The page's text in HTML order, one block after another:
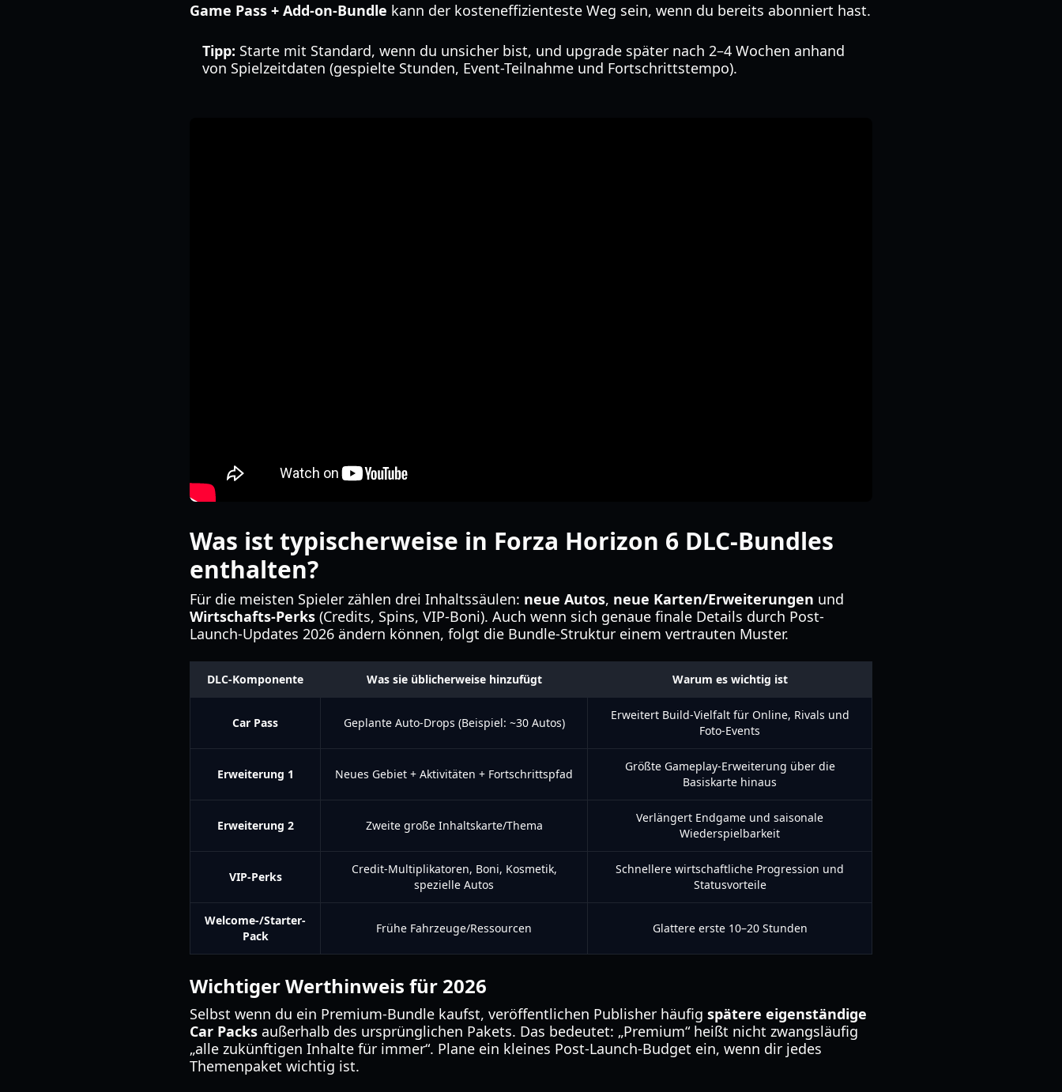
Game Pass + Add-on-Bundle kann der kosteneffizienteste Weg sein, wenn du bereits abonniert hast.
Tipp: Starte mit Standard, wenn du unsicher bist, und upgrade später nach 2–4 Wochen anhand
von Spielzeitdaten (gespielte Stunden, Event-Teilnahme und Fortschrittstempo).
Was ist typischerweise in Forza Horizon 6 DLC-Bundles
enthalten?
Für die meisten Spieler zählen drei Inhaltssäulen: neue Autos, neue Karten/Erweiterungen und
Wirtschafts-Perks (Credits, Spins, VIP-Boni). Auch wenn sich genaue finale Details durch Post-
Launch-Updates 2026 ändern können, folgt die Bundle-Struktur einem vertrauten Muster.
DLC-Komponente Was sie üblicherweise hinzufügt Warum es wichtig ist
Car Pass Geplante Auto-Drops (Beispiel: ~30 Autos)
Erweitert Build-Vielfalt für Online, Rivals und
Foto-Events
Erweiterung 1 Neues Gebiet + Aktivitäten + Fortschrittspfad
Größte Gameplay-Erweiterung über die
Basiskarte hinaus
Erweiterung 2 Zweite große Inhaltskarte/Thema
Verlängert Endgame und saisonale
Wiederspielbarkeit
VIP-Perks
Credit-Multiplikatoren, Boni, Kosmetik,
spezielle Autos
Schnellere wirtschaftliche Progression und
Statusvorteile
Welcome-/Starter-
Pack
Frühe Fahrzeuge/Ressourcen Glattere erste 10–20 Stunden
Wichtiger Werthinweis für 2026
Selbst wenn du ein Premium-Bundle kaufst, veröffentlichen Publisher häufig spätere eigenständige
Car Packs außerhalb des ursprünglichen Pakets. Das bedeutet: „Premium“ heißt nicht zwangsläufig
„alle zukünftigen Inhalte für immer“. Plane ein kleines Post-Launch-Budget ein, wenn dir jedes
Themenpaket wichtig ist.